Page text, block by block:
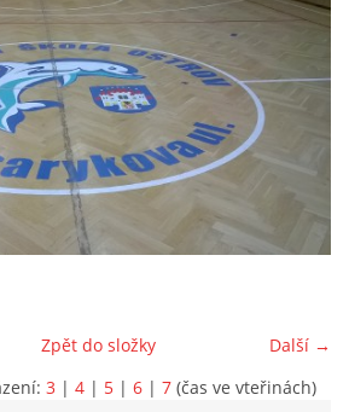
Další →
Zpět do složky
3 | 4 | 5 | 6 | 7 (čas ve vteřinách)